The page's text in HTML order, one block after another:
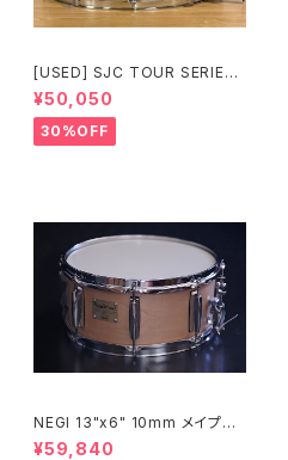
[USED] SJC TOUR SERIES
SNARE 14 × 6.5 マットブラッ
ク
¥50,050
30%OFF
NEGI 13"x6" 10mm メイプル
スネア M10R1360R8-S2N
¥59,840